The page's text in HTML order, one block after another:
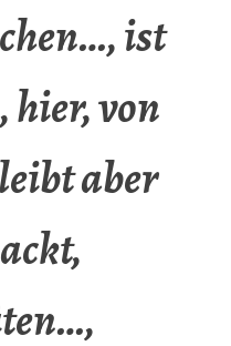
ist
hier, von
aber